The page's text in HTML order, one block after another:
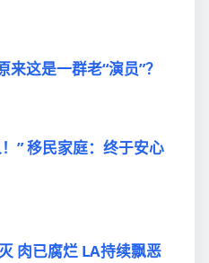
这是一群老“演员”？
” 移民家庭：终于安心
肉已腐烂 LA持续飘恶